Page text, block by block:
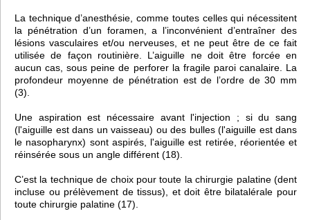
La technique d’anesthésie, comme toutes celles qui nécessitent
la pénétration d’un foramen, a l’inconvénient d’entraîner des
lésions vasculaires et/ou nerveuses, et ne peut être de ce fait
utilisée de façon routinière. L’aiguille ne doit être forcée en
aucun cas, sous peine de perforer la fragile paroi canalaire. La
profondeur moyenne de pénétration est de l’ordre de 30 mm
(3).
Une aspiration est nécessaire avant l'injection ; si du sang
(l'aiguille est dans un vaisseau) ou des bulles (l'aiguille est dans
le nasopharynx) sont aspirés, l'aiguille est retirée, réorientée et
réinsérée sous un angle différent (18).
C’est la technique de choix pour toute la chirurgie palatine (dent
incluse ou prélèvement de tissus), et doit être bilatalérale pour
toute chirurgie palatine (17).